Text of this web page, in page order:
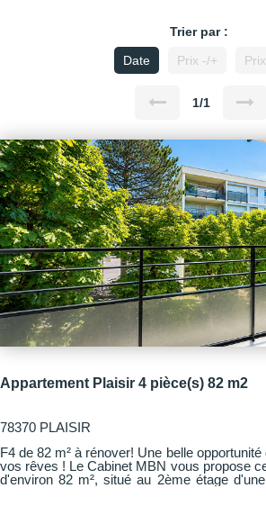
Trier par :
Date
Prix -/+
1/1
Appartement Plaisir 4 pièce(s) 82 m2
78370 PLAISIR
F4 de 82 m² à rénover! Une belle
vos rêves ! Le Cabinet MBN vous propose
d'environ 82 m², situé au 2ème étage d'une